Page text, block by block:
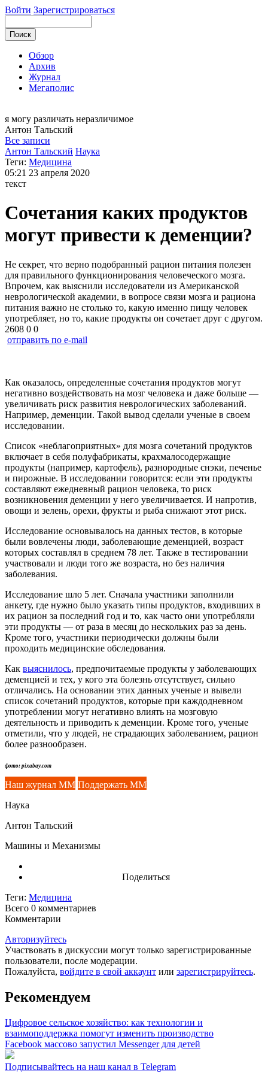
Войти Зарегистрироваться
Обзор
Архив
Журнал
Мегаполис
я могу различать неразличимое
Антон Тальский
Все записи
Антон Тальский Наука
Теги: Медицина
05:21 23 апреля 2020
текст
Сочетания каких продуктов
могут привести к деменции?
Не секрет, что верно подобранный рацион питания полезен
для правильного функционирования человеческого мозга.
Впрочем, как выяснили исследователи из Американской
неврологической академии, в вопросе связи мозга и рациона
питания важно не столько то, какую именно пищу человек
употребляет, но то, какие продукты он сочетает друг с другом.
2608 0 0
отправить по e-mail
Как оказалось, определенные сочетания продуктов могут
негативно воздействовать на мозг человека и даже больше —
увеличивать риск развития неврологических заболеваний.
Например, деменции. Такой вывод сделали ученые в своем
исследовании.
Список «неблагоприятных» для мозга сочетаний продуктов
включает в себя полуфабрикаты, крахмалосодержащие
продукты (например, картофель), разнородные снэки, печенье
и пирожные. В исследовании говорится: если эти продукты
составляют ежедневный рацион человека, то риск
возникновения деменции у него увеличивается. И напротив,
овощи и зелень, орехи, фрукты и рыба снижают этот риск.
Исследование основывалось на данных тестов, в которые
были вовлечены люди, заболевающие деменцией, возраст
которых составлял в среднем 78 лет. Также в тестировании
участвовали и люди того же возраста, но без наличия
заболевания.
Исследование шло 5 лет. Сначала участники заполнили
анкету, где нужно было указать типы продуктов, входивших в
их рацион за последний год и то, как часто они употребляли
эти продукты — от раза в месяц до нескольких раз за день.
Кроме того, участники периодически должны были
проходить медицинские обследования.
Как выяснилось, предпочитаемые продукты у заболевающих
деменцией и тех, у кого эта болезнь отсутствует, сильно
отличались. На основании этих данных ученые и вывели
список сочетаний продуктов, которые при каждодневном
употреблении могут негативно влиять на мозговую
деятельность и приводить к деменции. Кроме того, ученые
отметили, что у людей, не страдающих заболеванием, рацион
более разнообразен.
фото: pixabay.com
Наш журнал ММ Поддержать ММ
Наука
Антон Тальский
Машины и Механизмы
Поделиться
Теги: Медицина
Всего 0 комментариев
Комментарии
Авторизуйтесь
Участвовать в дискуссии могут только зарегистрированные
пользователи, после модерации.
Пожалуйста, войдите в свой аккаунт или зарегистрируйтесь.
Рекомендуем
Цифровое сельское хозяйство: как технологии и
взаимоподдержка помогут изменить производство
Facebook массово запустил Messenger для детей
Подписывайтесь на наш канал в Telegram